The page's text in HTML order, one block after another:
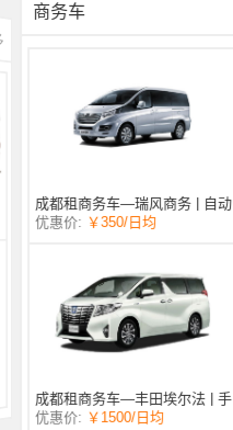
商务车
成都租商务车—瑞风商务 | 自动
挡 | 7座
优惠价: ￥350/日均
成都租商务车—丰田埃尔法 | 手
自一体 |
优惠价: ￥1500/日均